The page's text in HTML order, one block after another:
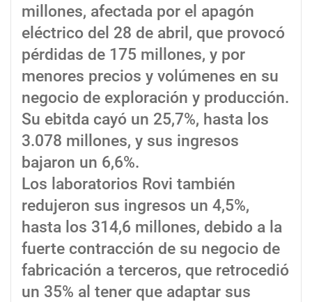
millones, afectada por el apagón
eléctrico del 28 de abril, que provocó
pérdidas de 175 millones, y por
menores precios y volúmenes en su
negocio de exploración y producción.
Su ebitda cayó un 25,7%, hasta los
3.078 millones, y sus ingresos
bajaron un 6,6%.
Los laboratorios Rovi también
redujeron sus ingresos un 4,5%,
hasta los 314,6 millones, debido a la
fuerte contracción de su negocio de
fabricación a terceros, que retrocedió
un 35% al tener que adaptar sus